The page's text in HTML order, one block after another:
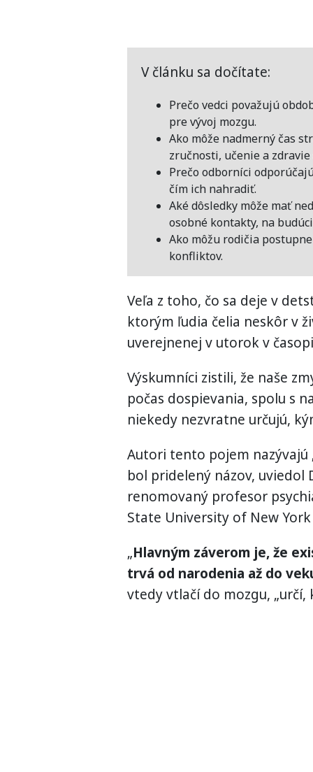
V článku sa dočítate:
Prečo vedci považujú
pre vývoj mozgu.
Ako môže nadmerný čas
zručnosti, učenie a zdravie
Prečo odborníci
čím ich nahradiť.
Aké dôsledky môže mať
osobné kontakty, na
Ako môžu rodičia
konfliktov.
Veľa z toho, čo sa deje v
ktorým ľudia čelia neskôr v
uverejnenej v utorok v
Výskumníci zistili, že naše
počas dospievania, spolu s
niekedy nezvratne určujú,
Autori tento pojem nazývajú
bol pridelený názov, uviedol
renomovaný profesor
State University of New
„Hlavným záverom je, že
trvá od narodenia až do
vtedy vtlačí do mozgu, „určí,